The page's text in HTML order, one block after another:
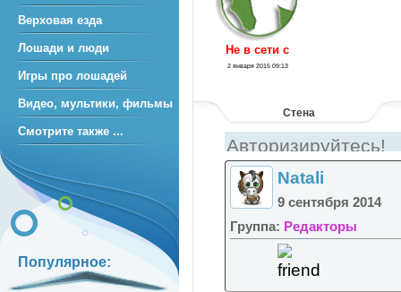
Не в сети c
2 января 2015 09:13
Стена
Natali
9 сентября 2014
Группа: Редакторы
Верховая езда
Лошади и люди
Игры про лошадей
Видео, мультики, фильмы
Смотрите также ...
Популярное: